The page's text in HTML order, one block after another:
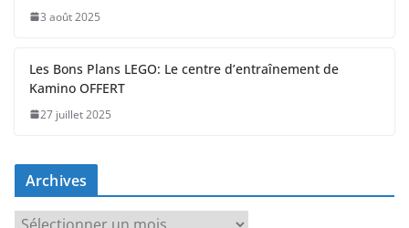
3 août 2025
Les Bons Plans LEGO: Le centre d’entraînement de
Kamino OFFERT
27 juillet 2025
Archives